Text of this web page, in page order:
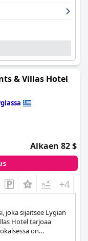
& Villas Hotel
Alkaen 82 $
+4
joka sijaitsee Lygian
Hotel tarjoaa
on